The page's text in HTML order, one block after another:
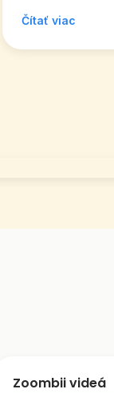
Čítať viac
Zoombii videá